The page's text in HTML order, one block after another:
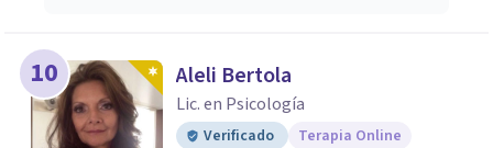
10 Aleli Bertola
Lic. en Psicología
Verificado Terapia Online